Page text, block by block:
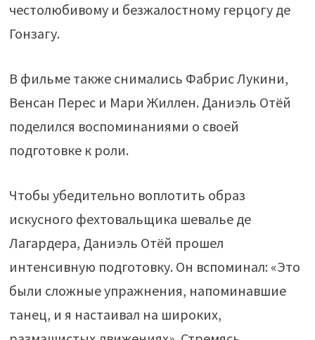
честолюбивому и безжалостному герцогу де
Гонзагу.
В фильме также снимались Фабрис Лукини,
Венсан Перес и Мари Жиллен. Даниэль Отёй
поделился воспоминаниями о своей
подготовке к роли.
Чтобы убедительно воплотить образ
искусного фехтовальщика шевалье де
Лагардера, Даниэль Отёй прошел
интенсивную подготовку. Он вспоминал: «Это
были сложные упражнения, напоминавшие
танец, и я настаивал на широких,